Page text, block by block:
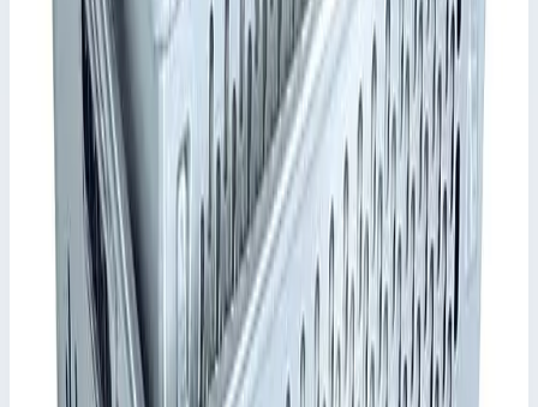
пыли и водяных брызг.
Универсальность применения за счет широкого
выбора комплектующих.
Характеристики
Общие сведения
Артикул
41721
Основные характеристики